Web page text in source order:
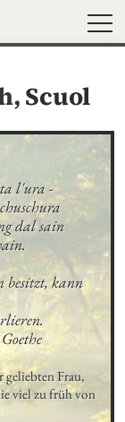
Scuol
l'ura -
dal sain
besitzt, kann
geliebten Frau,
viel zu früh von